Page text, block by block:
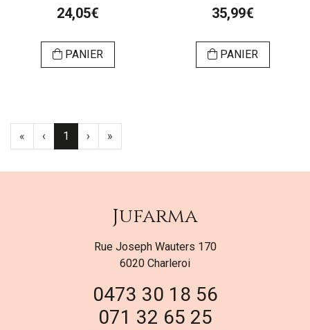
24,05€
PANIER
35,99€
PANIER
« ‹ 1 › »
Jufarma
Rue Joseph Wauters 170
6020 Charleroi
0473 30 18 56
071 32 65 25